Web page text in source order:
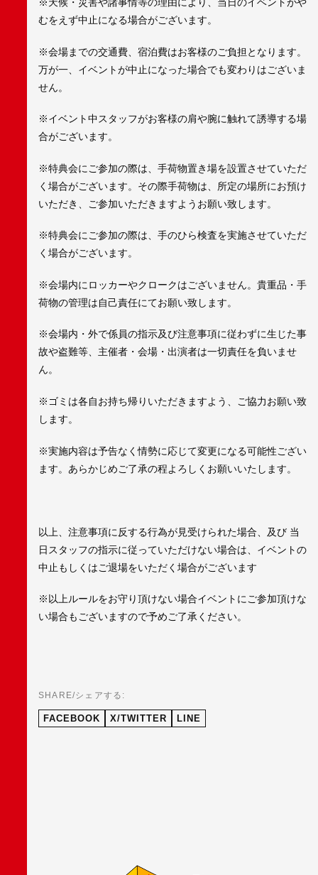
むをえず中止になる場合がございます。
※会場までの交通費、宿泊費はお客様のご負担となります。
万が一、イベントが中止になった場合でも変わりはございま
せん。
※イベント中スタッフがお客様の肩や腕に触れて誘導する場
合がございます。
※特典会にご参加の際は、手荷物置き場を設置させていただ
く場合がございます。その際手荷物は、所定の場所にお預け
いただき、ご参加いただきますようお願い致します。
※特典会にご参加の際は、手のひら検査を実施させていただ
く場合がございます。
※会場内にロッカーやクロークはございません。貴重品・手
荷物の管理は自己責任にてお願い致します。
※会場内・外で係員の指示及び注意事項に従わずに生じた事
故や盗難等、主催者・会場・出演者は一切責任を負いませ
ん。
※ゴミは各自お持ち帰りいただきますよう、ご協力お願い致
します。
※実施内容は予告なく情勢に応じて変更になる可能性ござい
ます。あらかじめご了承の程よろしくお願いいたします。
以上、注意事項に反する行為が見受けられた場合、及び 当
日スタッフの指示に従っていただけない場合は、イベントの
中止もしくはご退場をいただく場合がございます
※以上ルールをお守り頂けない場合イベントにご参加頂けな
い場合もございますので予めご了承ください。
SHARE/シェアする:
FACEBOOK X/TWITTER LINE